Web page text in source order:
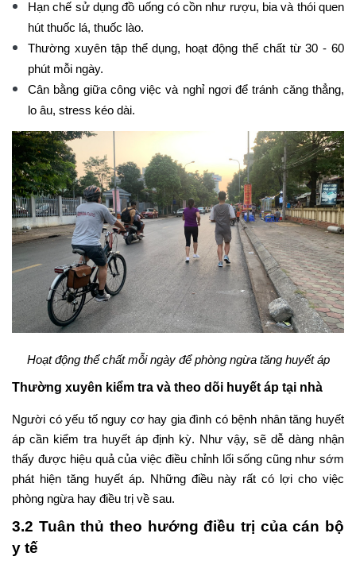
Hạn chế sử dụng đồ uống có cồn như rượu, bia và thói quen
hút thuốc lá, thuốc lào.
Thường xuyên tập thể dụng, hoạt động thể chất từ 30 - 60
phút mỗi ngày.
Cân bằng giữa công việc và nghỉ ngơi để tránh căng thẳng,
lo âu, stress kéo dài.
Hoạt động thể chất mỗi ngày để phòng ngừa tăng huyết áp
Thường xuyên kiểm tra và theo dõi huyết áp tại nhà
Người có yếu tố nguy cơ hay gia đình có bệnh nhân tăng huyết
áp cần kiểm tra huyết áp định kỳ. Như vậy, sẽ dễ dàng nhận
thấy được hiệu quả của việc điều chỉnh lối sống cũng như sớm
phát hiện tăng huyết áp. Những điều này rất có lợi cho việc
phòng ngừa hay điều trị về sau.
3.2 Tuân thủ theo hướng điều trị của cán bộ
y tế